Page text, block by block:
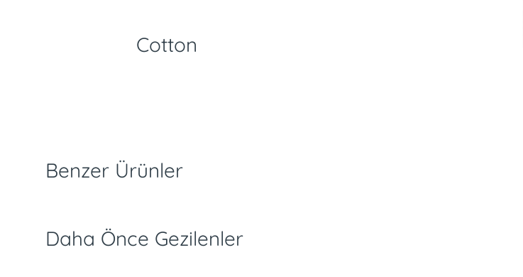
Cotton
Benzer Ürünler
Daha Önce Gezilenler